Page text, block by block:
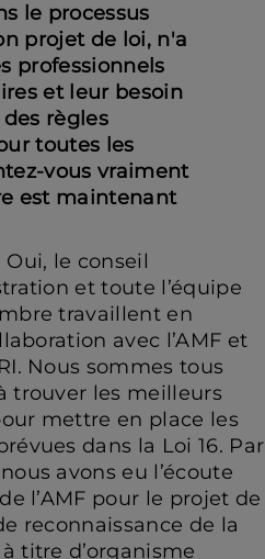
le processus
projet de loi, n'a
professionnels
et leur besoin
règles
toutes les
vous vraiment
est maintenant
Oui, le conseil
et toute l’équipe
travaillent en
avec l’AMF et
Nous sommes tous
trouver les meilleurs
mettre en place les
dans la Loi 16. Par
avons eu l’écoute
l’AMF pour le projet de
reconnaissance de la
titre d’organisme